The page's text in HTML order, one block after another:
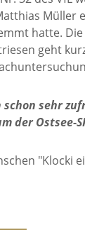
Müller
hatte.
geht
sehr
der Ostsee-
"Klocki